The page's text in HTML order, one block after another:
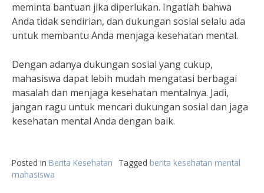
meminta bantuan jika diperlukan. Ingatlah bahwa
Anda tidak sendirian, dan dukungan sosial selalu ada
untuk membantu Anda menjaga kesehatan mental.
Dengan adanya dukungan sosial yang cukup,
mahasiswa dapat lebih mudah mengatasi berbagai
masalah dan menjaga kesehatan mentalnya. Jadi,
jangan ragu untuk mencari dukungan sosial dan jaga
kesehatan mental Anda dengan baik.
Posted in Berita Kesehatan Tagged berita kesehatan mental
mahasiswa